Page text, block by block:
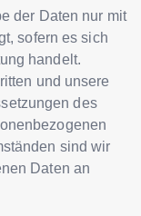
der Daten nur mit
sofern es sich
handelt.
und unsere
des
sind wir
Daten an